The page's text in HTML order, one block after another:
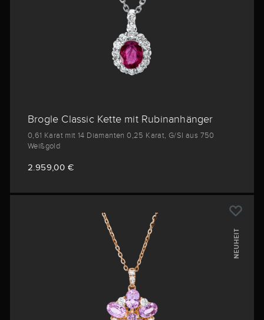
Brogle Classic Kette mit Rubinanhänger
0,61 Karat mit 14 Diamanten 0,25 Karat, G/SI aus 750
Weißgold
2.959,00 €
NEUHEIT